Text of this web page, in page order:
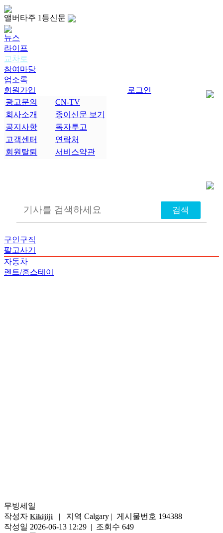
앨버타주 1등신문
뉴스
라이프
교차로
참여마당
업소록
회원가입
로그인
광고문의
CN-TV
회사소개
종이신문 보기
공지사항
독자투고
고객센터
연락처
회원탈퇴
서비스약관
구인구직
팔고사기
자동차
렌트/홈스테이
무빙세일
작성자 Kikijiji | 지역 Calgary | 게시물번호 194388
작성일 2026-06-13 12:29 | 조회수 649